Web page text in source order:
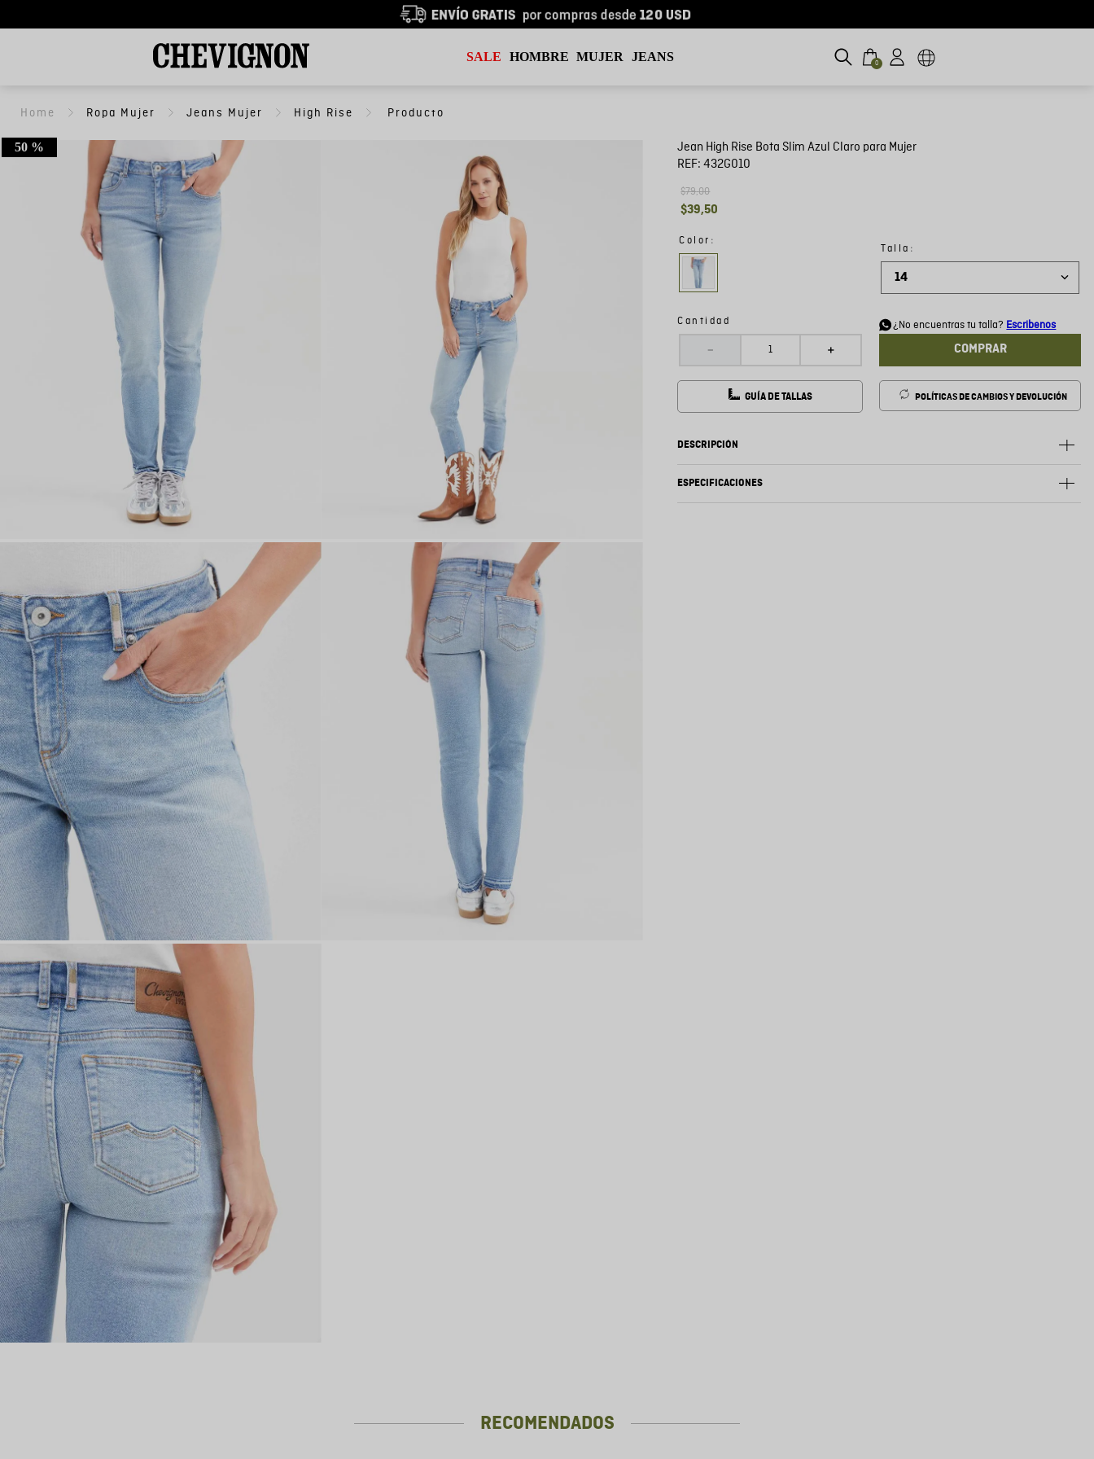
SALE HOMBRE MUJER JEANS 0
Ropa Mujer Jeans Mujer High Rise
50 %
Jean High Rise Bota Slim Azul Claro para Mujer
REF:432G010
$79,00
$39,50
Color :
Talla :
14
¿No encuentras tu talla? Escribenos
Cantidad
＋
－ COMPRAR
GUÍA DE TALLAS POLÍTICAS DE CAMBIOS Y DEVOLUCIÓN
DESCRIPCIÓN
ESPECIFICACIONES
RECOMENDADOS